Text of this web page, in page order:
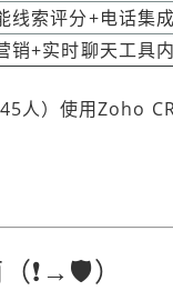
线索评分+电话集
销+实时聊天工具
人）使用Zoho
❗→🛡️）